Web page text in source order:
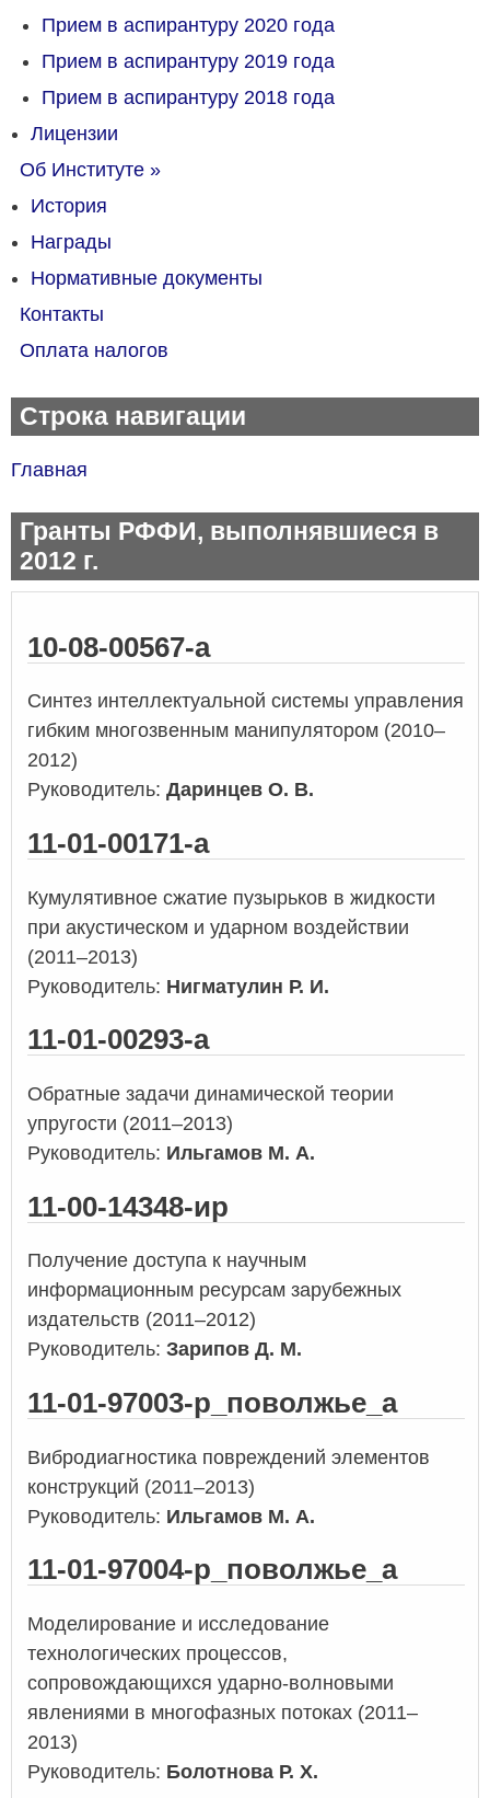
Прием в аспирантуру 2020 года
Прием в аспирантуру 2019 года
Прием в аспирантуру 2018 года
Лицензии
Об Институте »
История
Награды
Нормативные документы
Контакты
Оплата налогов
Строка навигации
Главная
Гранты РФФИ, выполнявшиеся в
2012 г.
10-08-00567-а
Синтез интеллектуальной системы управления
гибким многозвенным манипулятором (2010–
2012)
Руководитель: Даринцев О. В.
11-01-00171-а
Кумулятивное сжатие пузырьков в жидкости
при акустическом и ударном воздействии
(2011–2013)
Руководитель: Нигматулин Р. И.
11-01-00293-а
Обратные задачи динамической теории
упругости (2011–2013)
Руководитель: Ильгамов М. А.
11-00-14348-ир
Получение доступа к научным
информационным ресурсам зарубежных
издательств (2011–2012)
Руководитель: Зарипов Д. М.
11-01-97003-р_поволжье_а
Вибродиагностика повреждений элементов
конструкций (2011–2013)
Руководитель: Ильгамов М. А.
11-01-97004-р_поволжье_а
Моделирование и исследование
технологических процессов,
сопровождающихся ударно-волновыми
явлениями в многофазных потоках (2011–
2013)
Руководитель: Болотнова Р. Х.